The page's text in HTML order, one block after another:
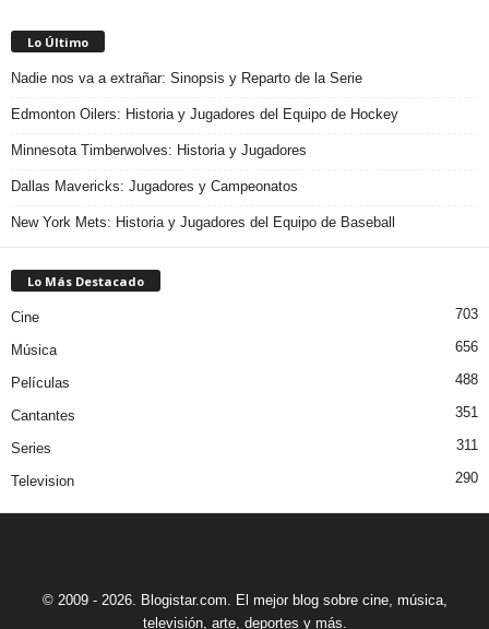
Lo Último
Nadie nos va a extrañar: Sinopsis y Reparto de la Serie
Edmonton Oilers: Historia y Jugadores del Equipo de Hockey
Minnesota Timberwolves: Historia y Jugadores
Dallas Mavericks: Jugadores y Campeonatos
New York Mets: Historia y Jugadores del Equipo de Baseball
Lo Más Destacado
Cine 703
Música 656
Películas 488
Cantantes 351
Series 311
Television 290
© 2009 - 2026. Blogistar.com. El mejor blog sobre cine, música,
televisión, arte, deportes y más.